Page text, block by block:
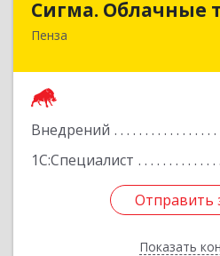
Сигма. Облачные
Пенза
Внедрений
1С:Специалист
Отправить
Показать
440052, Пензенская обл,
Отправить
Назад